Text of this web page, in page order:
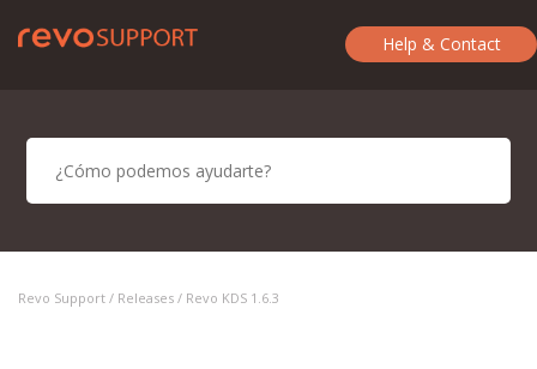
Help & Contact
Revo Support / Releases / Revo KDS 1.6.3